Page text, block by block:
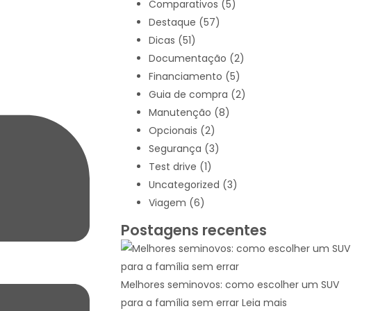
Comparativos (5)
Destaque (57)
Dicas (51)
Documentação (2)
Financiamento (5)
Guia de compra (2)
Manutenção (8)
Opcionais (2)
Segurança (3)
Test drive (1)
Uncategorized (3)
Viagem (6)
Postagens recentes
Melhores seminovos: como escolher um SUV
para a família sem errar Leia mais